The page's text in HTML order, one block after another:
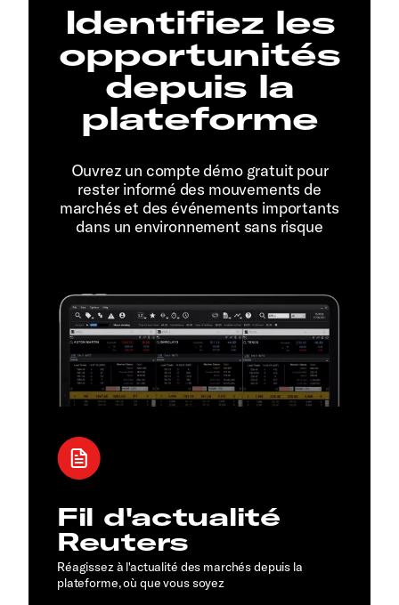
Identifiez les
opportunités
depuis la
plateforme
Ouvrez un compte démo gratuit pour
rester informé des mouvements de
marchés et des événements importants
dans un environnement sans risque
Fil d'actualité
Reuters
Réagissez à l'actualité des marchés depuis la
plateforme, où que vous soyez